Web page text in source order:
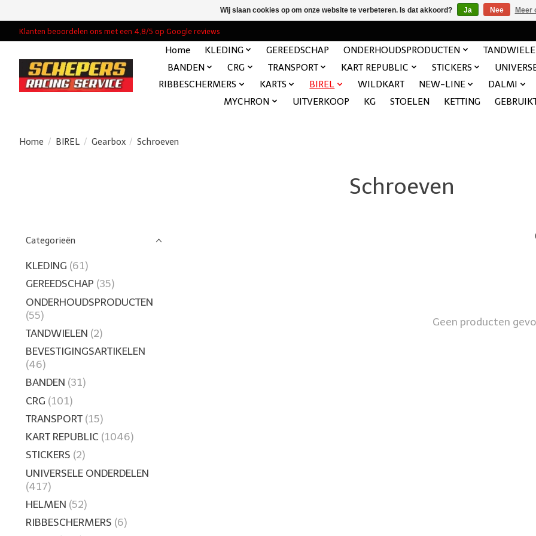
Klanten beoordelen ons met een 4,8/5 op Google reviews
Home KLEDING GEREEDSCHAP ONDERHOUDSPRODUCTEN
BANDEN
CRG TRANSPORT KART REPUBLIC STICKERS
RIBBESCHERMERS
KARTS BIREL WILDKART NEW-LINE DALMI
MYCHRON
UITVERKOOP KG STOELEN KETTING
Home / BIREL / Gearbox / Schroeven
Schroeven
Categorieën
KLEDING (61)
GEREEDSCHAP (35)
ONDERHOUDSPRODUCTEN
(55)
TANDWIELEN (2)
BEVESTIGINGSARTIKELEN
(46)
BANDEN (31)
CRG (101)
TRANSPORT (15)
KART REPUBLIC (1046)
STICKERS (2)
UNIVERSELE ONDERDELEN
(417)
HELMEN (52)
RIBBESCHERMERS (6)
Geen producten
Wij slaan cookies op om onze website te verbeteren. Is dat akkoord? Ja Nee Meer